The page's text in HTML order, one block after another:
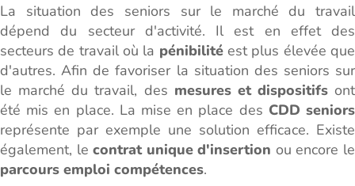
La situation des seniors sur le marché du travail
dépend du secteur d'activité. Il est en effet des
secteurs de travail où la pénibilitéest plus élevée que
d'autres. Afin de favoriser la situation des seniors sur
le marché du travail, des mesures et dispositifsont
été mis en place. La mise en place des CDD seniors
représente par exemple une solution efficace. Existe
également, lecontrat unique d'insertion ou encore le
parcours emploi compétences.